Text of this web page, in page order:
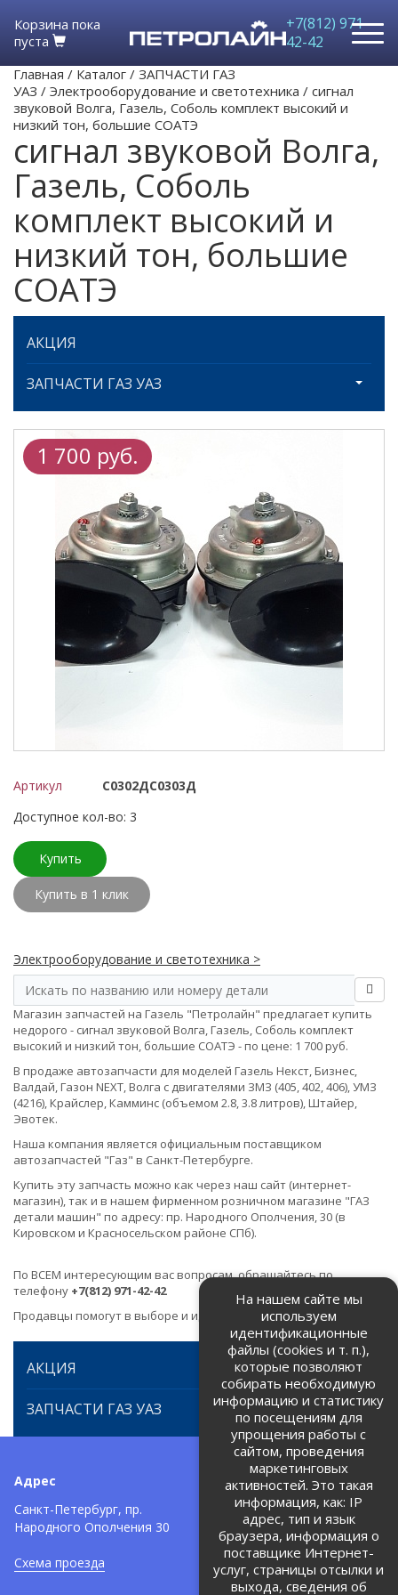
Корзина пока
пуста
+7(812) 971-
42-42
Главная / Каталог / ЗАПЧАСТИ ГАЗ
УАЗ / Электрооборудование и светотехника / сигнал
звуковой Волга, Газель, Соболь комплект высокий и
низкий тон, большие СОАТЭ
сигнал звуковой Волга,
Газель, Соболь
комплект высокий и
низкий тон, большие
СОАТЭ
АКЦИЯ
ЗАПЧАСТИ ГАЗ УАЗ
1 700 руб.
Артикул
С0302ДС0303Д
Доступное кол-во: 3
Купить
Купить в 1 клик
Электрооборудование и светотехника >
Магазин запчастей на Газель "Петролайн" предлагает купить
недорого - сигнал звуковой Волга, Газель, Соболь комплект
высокий и низкий тон, большие СОАТЭ - по цене: 1 700 руб.
В продаже автозапчасти для моделей Газель Некст, Бизнес,
Валдай, Газон NEXT, Волга с двигателями ЗМЗ (405, 402, 406), УМЗ
(4216), Крайслер, Камминс (объемом 2.8, 3.8 литров), Штайер,
Эвотек.
Наша компания является официальным поставщиком
автозапчастей "Газ" в Санкт-Петербурге.
Купить эту запчасть можно как через наш сайт (интернет-
магазин), так и в нашем фирменном розничном магазине "ГАЗ
детали машин" по адресу: пр. Народного Ополчения, 30 (в
Кировском и Красносельском районе СПб).
По ВСЕМ интересующим вас вопросам, обращайтесь по
телефону +7(812) 971-42-42
Продавцы помогут в выборе и идентификации товара.
АКЦИЯ
ЗАПЧАСТИ ГАЗ УАЗ
Адрес
Санкт-Петербург, пр.
Народного Ополчения 30
Схема проезда
Телефоны:
+7 (812) 971-42-42
Политика об обработке и
защите персональных данных
Соглашение на обработку
персональных данных
На нашем сайте мы
используем
идентификационные
файлы (cookies и т. п.),
которые позволяют
собирать необходимую
информацию и статистику
по посещениям для
упрощения работы с
сайтом, проведения
маркетинговых
активностей. Это такая
информация, как: IP
адрес, тип и язык
браузера, информация о
поставщике Интернет-
услуг, страницы отсылки и
выхода, сведения об